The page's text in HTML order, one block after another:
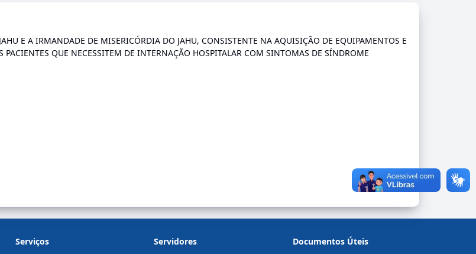
E A IRMANDADE DE MISERICÓRDIA DO JAHU, CONSISTENTE NA AQUISIÇÃO DE EQUIPAMENTOS E
QUE NECESSITEM DE INTERNAÇÃO HOSPITALAR COM SINTOMAS DE SÍNDROME
Serviços Servidores Documentos Úteis